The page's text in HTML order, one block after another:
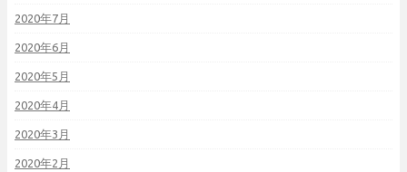
2020年7月
2020年6月
2020年5月
2020年4月
2020年3月
2020年2月